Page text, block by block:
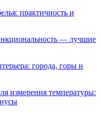
практичность и
— лучшие
города, горы и
измерения температуры: